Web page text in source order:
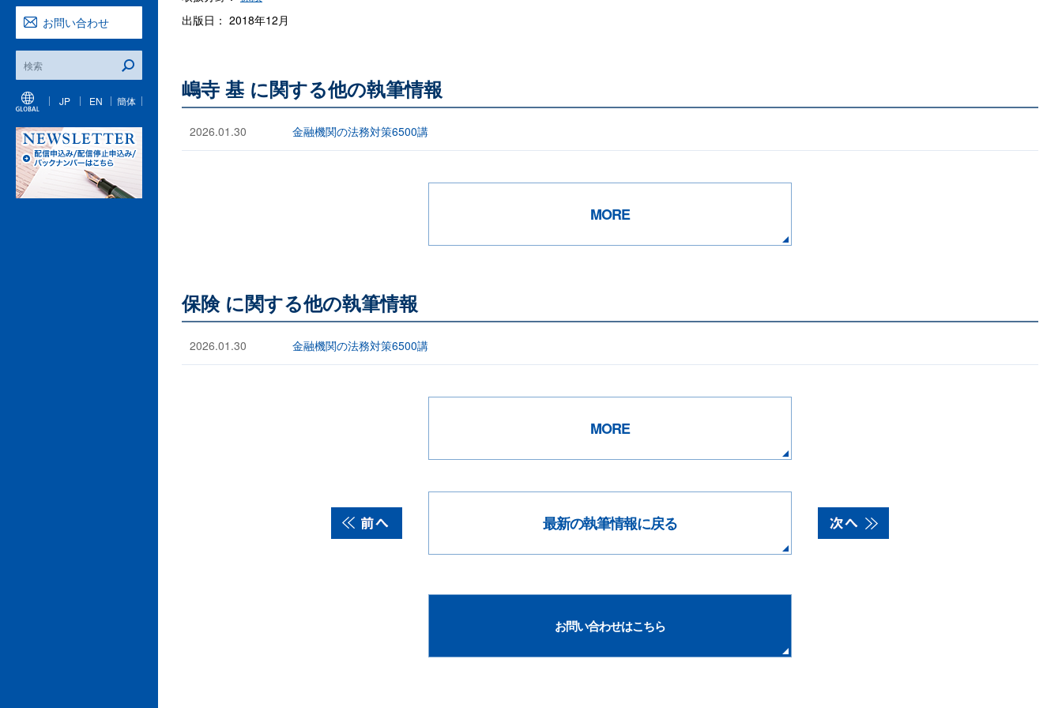
お問い合わせ
JP EN 簡体
出版日： 2018年12月
嶋寺 基 に関する他の執筆情報
2026.01.30 金融機関の法務対策6500講
MORE
保険 に関する他の執筆情報
2026.01.30 金融機関の法務対策6500講
MORE
最新の執筆情報に戻る
お問い合わせはこちら